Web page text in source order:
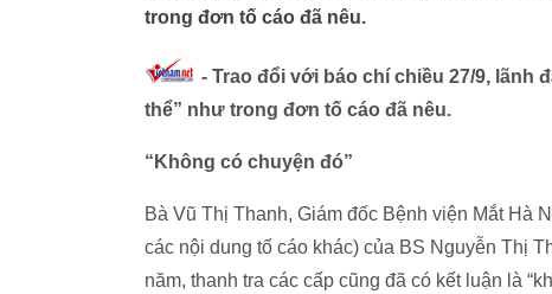
trong đơn tố cáo đã nêu.
- Trao đổi với báo chí chiều 27/9, lãnh
thể” như trong đơn tố cáo đã nêu.
“Không có chuyện đó”
Bà Vũ Thị Thanh, Giám đốc Bệnh viện Mắt Hà
các nội dung tố cáo khác) của BS Nguyễn Thị
năm, thanh tra các cấp cũng đã có kết luận là